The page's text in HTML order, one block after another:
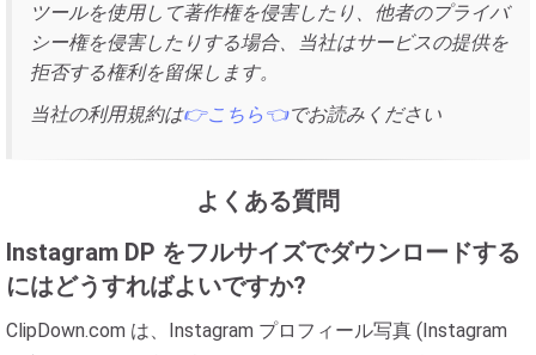
ツールを使用して著作権を侵害したり、他者のプライバ
シー権を侵害したりする場合、当社はサービスの提供を
拒否する権利を留保します。
当社の利用規約は👉こちら👈でお読みください
よくある質問
Instagram DP をフルサイズでダウンロードする
にはどうすればよいですか?
ClipDown.com は、Instagram プロフィール写真 (Instagram